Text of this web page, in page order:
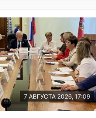
7 АВГУСТА 2026, 17:09